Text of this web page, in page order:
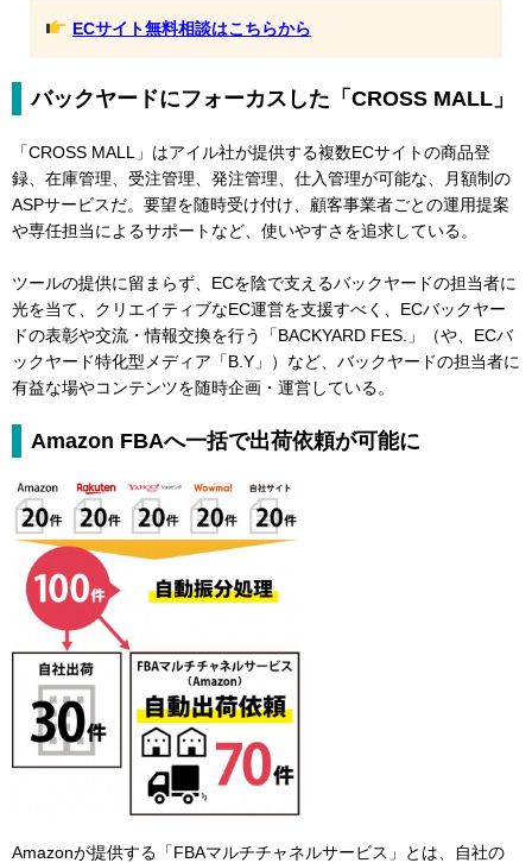
ECサイト無料相談はこちらから
バックヤードにフォーカスした「CROSS MALL」
「CROSS MALL」はアイル社が提供する複数ECサイトの商品登
録、在庫管理、受注管理、発注管理、仕入管理が可能な、月額制の
ASPサービスだ。要望を随時受け付け、顧客事業者ごとの運用提案
や専任担当によるサポートなど、使いやすさを追求している。
ツールの提供に留まらず、ECを陰で支えるバックヤードの担当者に
光を当て、クリエイティブなEC運営を支援すべく、ECバックヤー
ドの表彰や交流・情報交換を行う「BACKYARD FES.」（や、ECバ
ックヤード特化型メディア「B.Y」）など、バックヤードの担当者に
有益な場やコンテンツを随時企画・運営している。
Amazon FBAへ一括で出荷依頼が可能に
Amazonが提供する「FBAマルチチャネルサービス」とは、自社の